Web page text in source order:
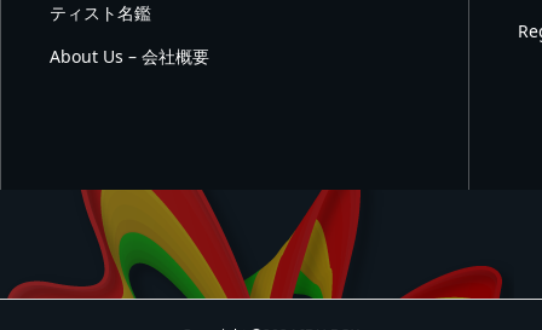
ティスト名鑑
About Us – 会社概要